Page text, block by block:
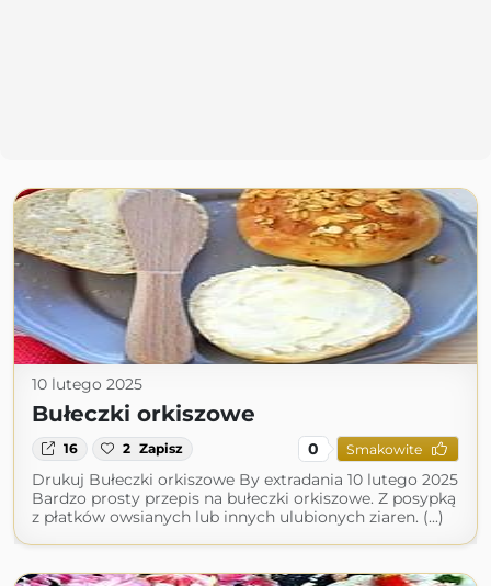
10 lutego 2025
Bułeczki orkiszowe
16 2 Zapisz 0 Smakowite
Drukuj Bułeczki orkiszowe By extradania 10 lutego 2025
Bardzo prosty przepis na bułeczki orkiszowe. Z posypką
z płatków owsianych lub innych ulubionych ziaren. (...)